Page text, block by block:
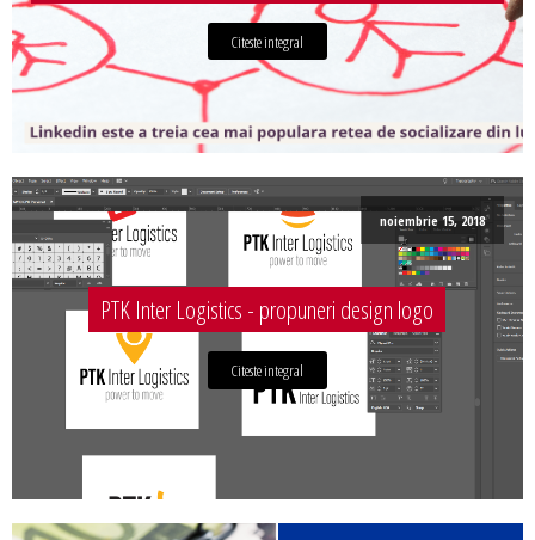
Citeste integral
noiembrie 15, 2018
PTK Inter Logistics - propuneri design logo
Citeste integral